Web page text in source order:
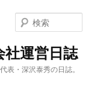
運営日誌
表・深沢泰秀の日誌。
索